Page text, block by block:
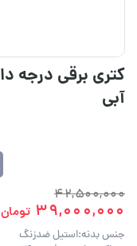
آبی
42,500,000
39,000,000 تومان
جنس بدنه:استیل ضدزنگ